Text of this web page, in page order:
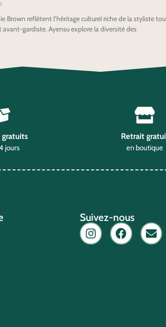
Brown reflètent l’héritage culturel riche de la styliste
gardiste. Ayensu explore la diversité des
gratuits
jours
Retrait
en boutique
Suivez-nous